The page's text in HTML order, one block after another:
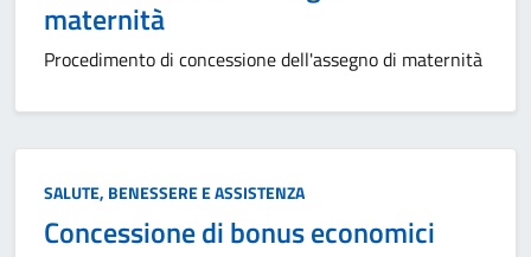
maternità
Procedimento di concessione dell'assegno di maternità
Categoria:
SALUTE, BENESSERE E ASSISTENZA
Concessione di bonus economici